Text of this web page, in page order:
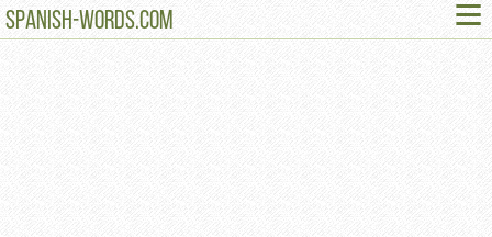
SPANISH-WORDS.COM ≡